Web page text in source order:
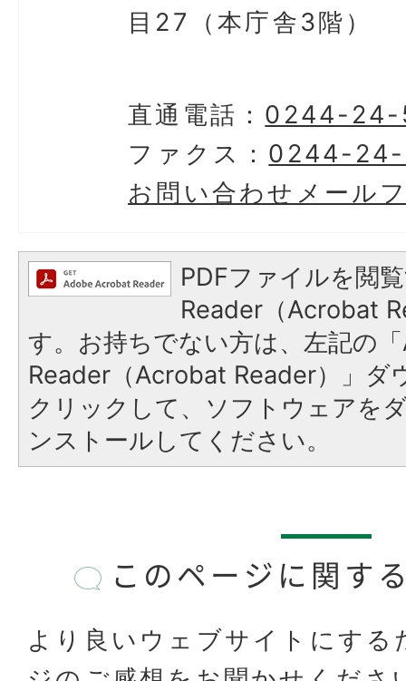
目27（本庁舎3階）
直通電話： 0244-24-
ファクス： 0244-
お問い合わせメール
PDFファイルを閲
Reader（Acrobat
す。お持ちでない方は、左記の
Reader（Acrobat Reader）」ダ
クリックして、ソフトウェアを
ンストールしてください。
このページに関す
より良いウェブサイトにする